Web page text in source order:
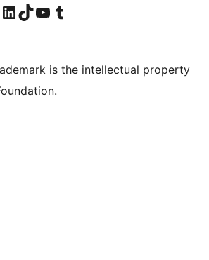
konto
Besøk vår LinkedIn-konto
Visit our TikTok account
Visit our YouTube channel
Visit our Tumblr account
is the intellectual property